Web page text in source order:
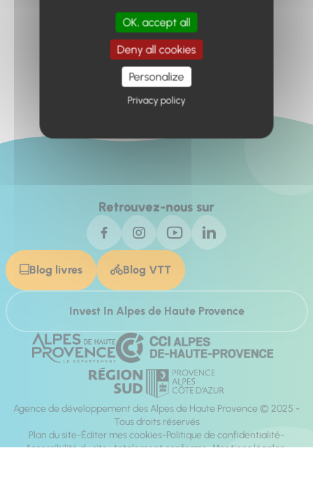
Retour à l'accueil
Retrouvez-nous sur
Blog livres Blog VTT
Invest In Alpes de Haute Provence
Agence de développement des Alpes de Haute Provence © 2025 -
Tous droits réservés
Plan du site Éditer mes cookies Politique de confidentialité
Accessibilité du site : totalement conforme Mentions légales
OK, accept all
Deny all cookies
Personalize
Privacy policy